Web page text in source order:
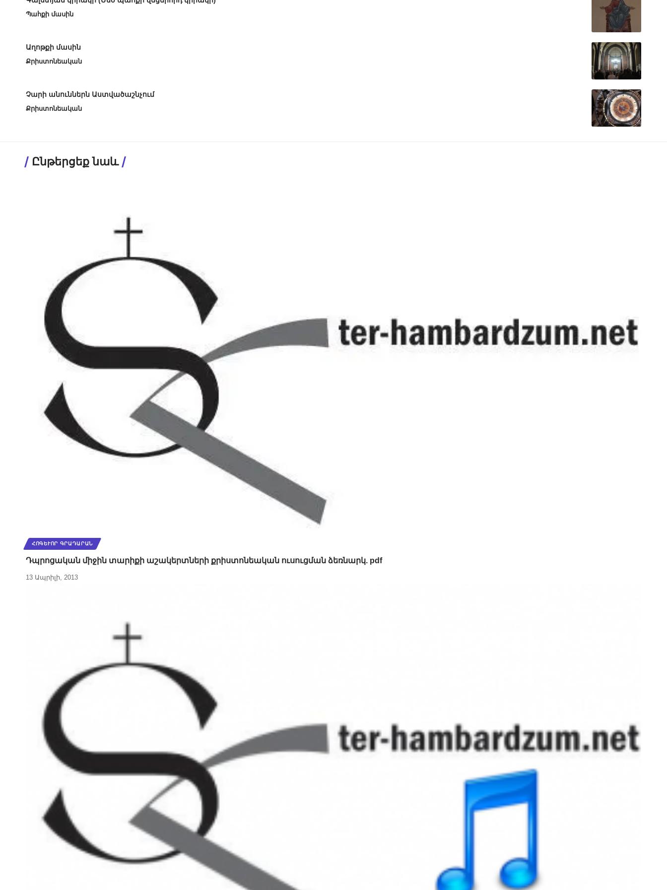
Պահքի մասին
Աղոթքի մասին
Քրիստոնեական
Չարի անուններն Աստվածաշնչում
Քրիստոնեական
Ընթերցեք նաև
ՀՈԳԵՒՈՐ ԳՐԱԴԱՐԱՆ
Դպրոցական միջին տարիքի աշակերտների քրիստոնեական ուսուցման ձեռնարկ. pdf
13 Ապրիլի, 2013